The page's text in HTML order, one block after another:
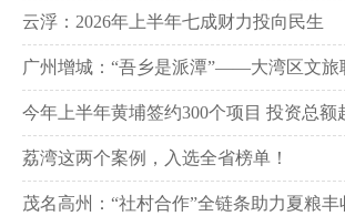
新画卷‌
云浮：2026年上半年七成财力投向民生
广州增城：“吾乡是派潭”——大湾区文旅
举行
今年上半年黄埔签约300个项目 投资总额
荔湾这两个案例，入选全省榜单！
茂名高州：“社村合作”全链条助力夏粮